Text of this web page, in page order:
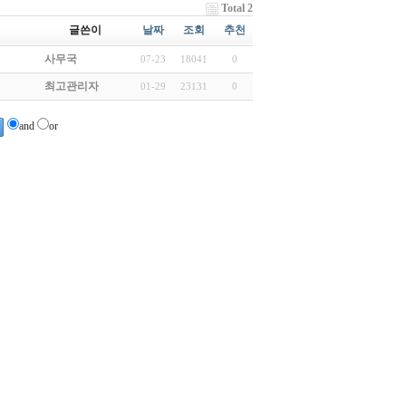
Total 2
글쓴이
날짜 조회 추천
사무국 07-23 18041 0
최고관리자 01-29 23131 0
and or